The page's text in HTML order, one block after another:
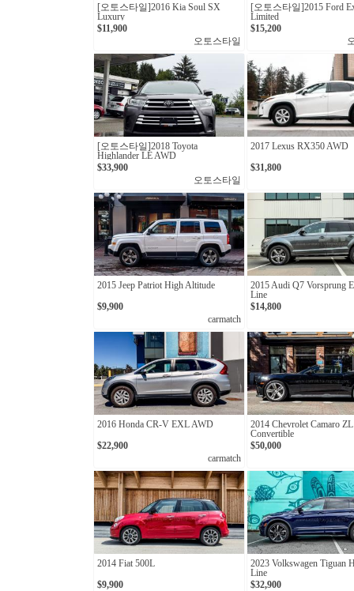
[오토스타일]2016 Kia Soul SX
Luxury
$11,900
오토스타일
[오토스타일]2015 Ford
Limited
$15,200
[오토스타일]2018 Toyota
Highlander LE AWD
$33,900
오토스타일
2017 Lexus RX350 AWD
$31,800
2015 Jeep Patriot High Altitude
$9,900
carmatch
2015 Audi Q7 Vorsprung
Line
$14,800
2016 Honda CR-V EXL AWD
$22,900
carmatch
2014 Chevrolet Camaro
Convertible
$50,000
2014 Fiat 500L
$9,900
2023 Volkswagen Tiguan
Line
$32,900